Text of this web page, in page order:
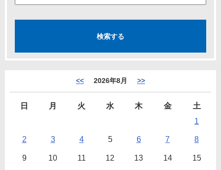
<< 2026年8月 >>
日 月 火 水 木 金
土
1
2 3 4 5 6 7 8
9 10 11 12 13 14 15